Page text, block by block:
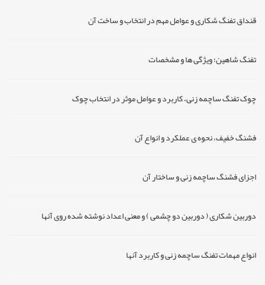
قنداق تفنگ شکاری و عوامل مهم در انتخاب و ساخت آن
تفنگ شاهین؛ ویژگی ها و مشخصات
چوک تفنگ ساچمه زنی، کاربرد و عوامل موثر در انتخاب چوک
فشنگ خفیف، نحوه ی عملکرد و انواع آن
اجزای فشنگ ساچمه زنی و ساختار آن
دوربین شکاری ( دوربین دو چشمی ) و معنی اعداد نوشته شده روی آنها
انواع مهمات تفنگ ساچمه زنی و کاربرد آنها